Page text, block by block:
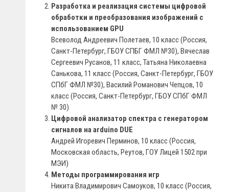
Разработка и реализация системы цифровой
обработки и преобразования изображений с
использованием GPU
Всеволод Андреевич Полетаев, 10 класс (Россия,
Санкт-Петербург, ГБОУ СПБГ ФМЛ №30), Вячеслав
Сергеевич Русанов, 11 класс, Татьяна Николаевна
Санькова, 11 класс (Россия, Санкт-Петербург, ГБОУ
СПбГ ФМЛ №30), Василий Романович Чепцов, 10
класс (Россия, Санкт-Петербург, ГБОУ СПбГ ФМЛ
№ 30)
Цифровой анализатор спектра с генератором
сигналов на arduino DUE
Андрей Игоревич Перминов, 10 класс (Россия,
Московская область, Реутов, ГОУ Лицей 1502 при
МЭИ)
Методы программирования игр
Никита Владимирович Самоуков, 10 класс (Россия,